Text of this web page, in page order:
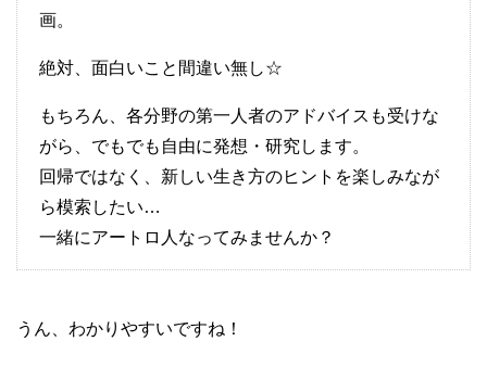
画。
絶対、面白いこと間違い無し☆
もちろん、各分野の第一人者のアドバイスも受けな
がら、でもでも自由に発想・研究します。
回帰ではなく、新しい生き方のヒントを楽しみなが
ら模索したい…
一緒にアートロ人なってみませんか？
うん、わかりやすいですね！